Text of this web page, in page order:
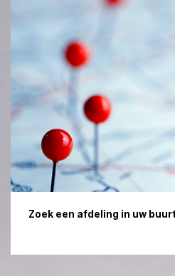
Zoek een afdeling in uw